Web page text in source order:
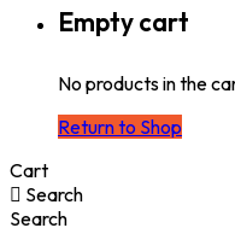
Empty cart
No products in the
Return to Shop
Cart
Search
Search